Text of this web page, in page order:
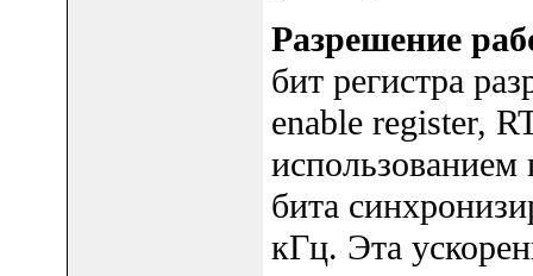
Разрешение
бит регистра
enable register,
использованием
бита
кГц. Эта